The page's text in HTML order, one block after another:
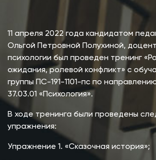
11 апреля 2022 года кандидатом
Ольгой Петровной Полухиной,
психологии был проведен тренинг
ожидания, ролевой конфликт» с
группы ПС-191-1101-пс по
37.03.01 «Психология».
В ходе тренинга были проведены
упражнения:
Упражнение 1. «Сказочная история»;